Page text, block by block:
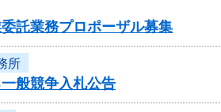
託業務プロポーザル募集
所
般競争入札公告